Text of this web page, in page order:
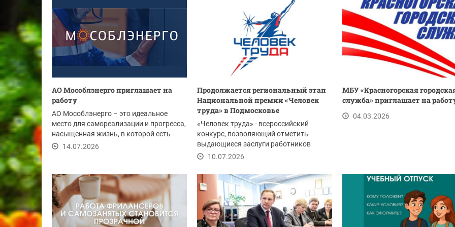
АО Мособлэнерго приглашает на
работу
АО Мособлэнерго – это идеальное
место для самореализации и прогресса,
насыщенная жизнь, в которой есть
место отдыху,...
14.07.2026
Продолжается региональный этап
Национальной премии «Человек
труда» в Подмосковье
«Человек труда» - всероссийский
конкурс, позволяющий отметить
выдающиеся заслуги работников
предприятий, наставников...
10.07.2026
МБУ «Красногорская
служба» приглашает на
04.03.2026